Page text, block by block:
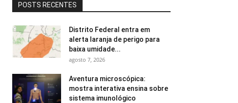
POSTS RECENTES
Distrito Federal entra em
alerta laranja de perigo para
baixa umidade...
agosto 7, 2026
Aventura microscópica:
mostra interativa ensina sobre
sistema imunológico